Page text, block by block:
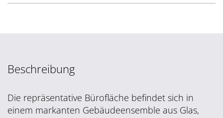
Beschreibung
Die repräsentative Bürofläche befindet sich in
einem markanten Gebäudeensemble aus Glas,